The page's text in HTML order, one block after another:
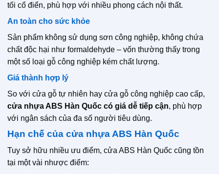
tối cổ điển, phù hợp với nhiều phong cách nội thất.
An toàn cho sức khỏe
Sản phẩm không sử dụng sơn công nghiệp, không chứa
chất độc hại như formaldehyde – vốn thường thấy trong
một số loại gỗ công nghiệp kém chất lượng.
Giá thành hợp lý
So với cửa gỗ tự nhiên hay cửa gỗ công nghiệp cao cấp,
cửa nhựa ABS Hàn Quốc có giá dễ tiếp cận, phù hợp
với ngân sách của đa số người tiêu dùng.
Hạn chế của cửa nhựa ABS Hàn Quốc
Tuy sở hữu nhiều ưu điểm, cửa ABS Hàn Quốc cũng tồn
tại một vài nhược điểm: